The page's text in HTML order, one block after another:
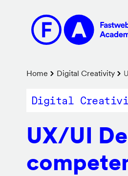
contenuto
principale
Briciole
di
Home Digital Creativity
Digital
UX/UI